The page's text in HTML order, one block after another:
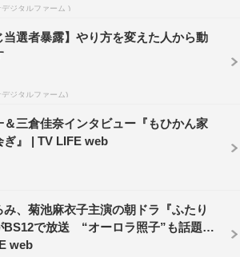
）深0・00より放送
）後11・00より放送
）後10・45より放送
）後11・30より放送
デジタルファーム )
当選者暴露】やり方を変えた人から動
ジタルファーム)
＆三倉佳奈インタビュー『もひかん家
ぎ』 | TV LIFE web
み、菊池麻衣子主演の朝ドラ『ふたり
BS12で放送 “オーロラ照子”も話題に
web